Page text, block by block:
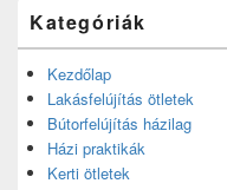
Kategóriák
Kezdőlap
Lakásfelújítás ötletek
Bútorfelújítás házilag
Házi praktikák
Kerti ötletek